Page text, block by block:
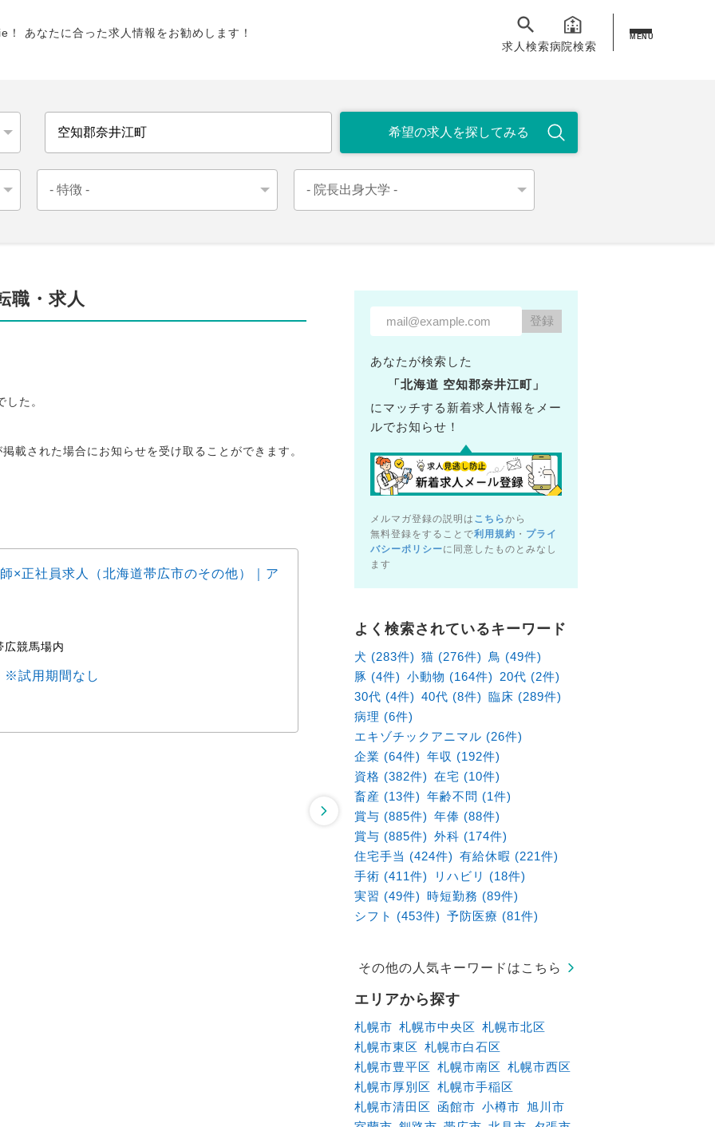
！ あなたに合った求人情報をお勧めします！
求人検索病院検索
MENU
職・求人
た。
載された場合にお知らせを受け取ることができます。
×正社員求人（北海道帯広市のその他）｜ア
競馬場内
※試用期間なし
動物病院（北海道札幌市東区）の獣医師×アルバイト・パート
北海道札幌市東区
時給1,880円～
あなたが検索した
「北海道 空知郡奈井江町」
にマッチする新着求人情報をメー
ルでお知らせ！
メルマガ登録の説明は こちらから
無料登録をすることで利用規約 ・ プライ
バシーポリシーに同意したものとみなし
ます
よく検索されているキーワード
犬 (283件) 猫 (276件)
鳥 (49件)
豚 (4件) 小動物 (164件)
20代 (2件)
30代 (4件) 40代 (8件) 臨床 (289件)
病理 (6件)
エキゾチックアニマル (26件)
企業 (64件) 年収 (192件)
資格 (382件) 在宅 (10件)
畜産 (13件) 年齢不問 (1件)
賞与 (885件) 年俸 (88件)
賞与 (885件) 外科 (174件)
住宅手当 (424件) 有給休暇 (221件)
手術 (411件)
リハビリ (18件)
実習 (49件) 時短勤務 (89件)
シフト (453件) 予防医療 (81件)
その他の人気キーワードはこちら
エリアから探す
札幌市 札幌市中央区 札幌市北区
札幌市東区 札幌市白石区
札幌市豊平区 札幌市南区 札幌市西区
札幌市厚別区 札幌市手稲区
札幌市清田区
函館市 小樽市 旭川市